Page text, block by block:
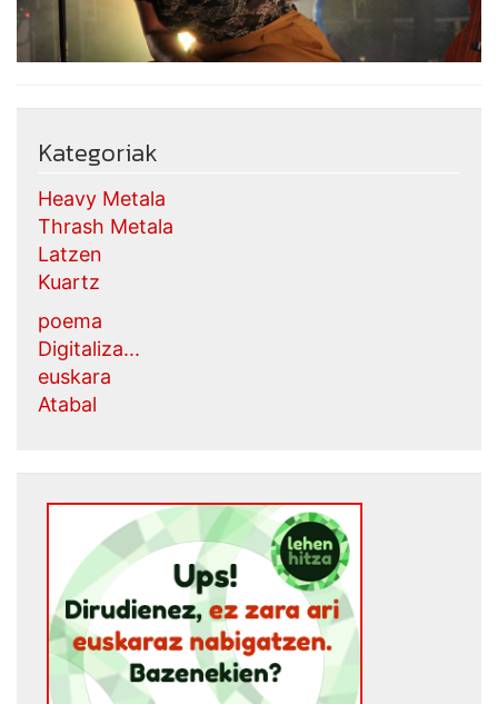
Kategoriak
Heavy Metala
Thrash Metala
Latzen
Kuartz
poema
Digitaliza...
euskara
Atabal